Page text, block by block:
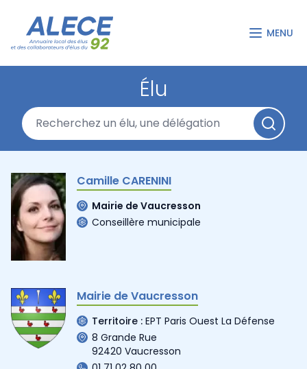
MENU
Élu
Camille CARENINI
Mairie de Vaucresson
Conseillère municipale
Mairie de Vaucresson
Territoire : EPT Paris Ouest La Défense
8 Grande Rue
92420 Vaucresson